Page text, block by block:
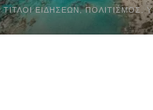
ΤΊΤΛΟΙ ΕΙΔΉΣΕΩΝ,ΠΟΛΙΤΙΣΜΌΣ,